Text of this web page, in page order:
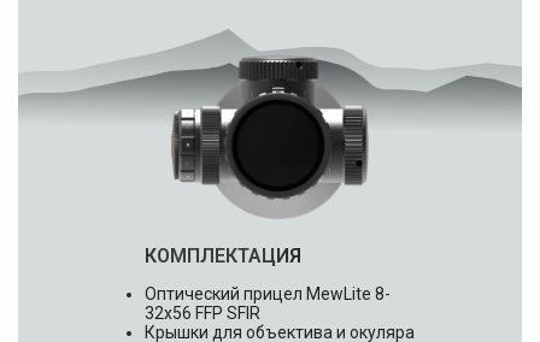
КОМПЛЕКТАЦИЯ
Оптический прицел MewLite 8-
32x56 FFP SFIR
Крышки для объектива и окуляра